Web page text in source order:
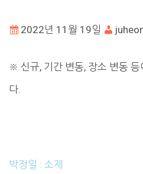
2022년 11월 19일
※ 신규, 기간 변동, 장소 변동 등
다.
박정일 : 소제